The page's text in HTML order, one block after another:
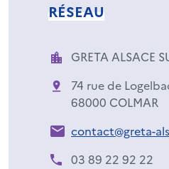
RÉSEAU
GRETA ALSACE
74 rue de
68000 COLMAR
contact@greta-
03 89 22 92 22